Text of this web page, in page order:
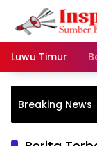
Langsung
konten
Luwu Timur
Breaking News